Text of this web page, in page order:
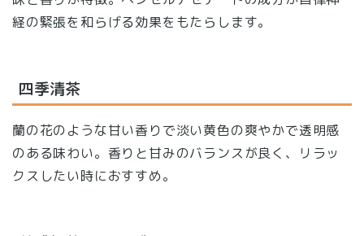
経の緊張を和らげる効果をもたらします。
四季清茶
蘭の花のような甘い香りで淡い黄色の爽やかで透明感
のある味わい。香りと甘みのバランスが良く、リラッ
クスしたい時におすすめ。